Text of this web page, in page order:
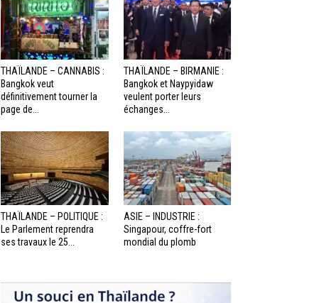
THAÏLANDE – CANNABIS :
Bangkok veut
définitivement tourner la
page de...
THAÏLANDE – BIRMANIE :
Bangkok et Naypyidaw
veulent porter leurs
échanges...
THAÏLANDE – POLITIQUE :
Le Parlement reprendra
ses travaux le 25...
ASIE – INDUSTRIE :
Singapour, coffre-fort
mondial du plomb